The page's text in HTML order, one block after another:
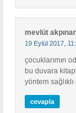
mevlüt akpınar
19 Eylül 2017,
çocuklarımın
bu duvara
yöntem sağlıklı
cevapla